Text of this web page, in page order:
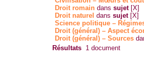
Droit romain danssujet [X]
Droit naturel danssujet [X]
Science politique –
Droit (général) – Aspect
Droit (général) – Sources
Résultats 1 document